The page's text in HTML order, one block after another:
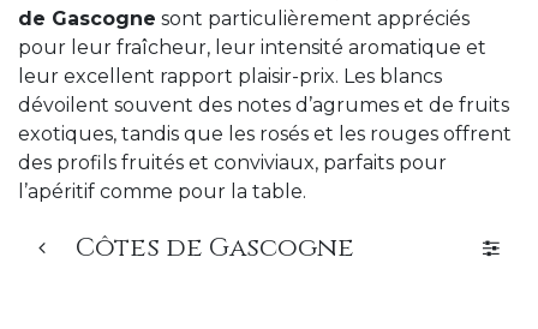
de Gascogne sont particulièrement appréciés
pour leur fraîcheur, leur intensité aromatique et
leur excellent rapport plaisir-prix. Les blancs
dévoilent souvent des notes d’agrumes et de fruits
exotiques, tandis que les rosés et les rouges offrent
des profils fruités et conviviaux, parfaits pour
l’apéritif comme pour la table.
Côtes de Gascogne